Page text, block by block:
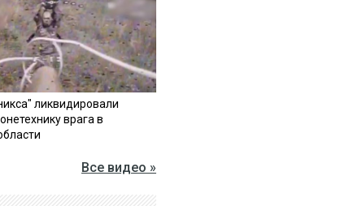
ликвидировали
врага в
Все видео »